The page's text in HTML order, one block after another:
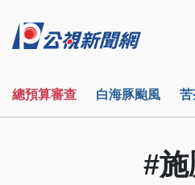
總預算審查 白海豚颱風
#